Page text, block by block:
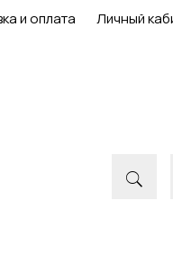
и оплата Личный